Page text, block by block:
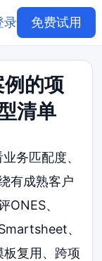
录 免费试用
的项
清单
务匹配度、
有成熟客户
ONES、
、
复用、跨项